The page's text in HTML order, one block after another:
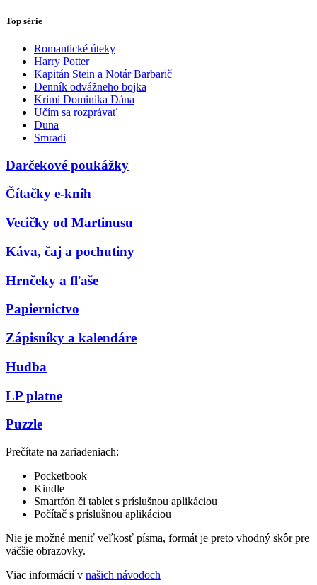
Top série
Romantické úteky
Harry Potter
Kapitán Stein a Notár Barbarič
Denník odvážneho bojka
Krimi Dominika Dána
Učím sa rozprávať
Duna
Smradi
Darčekové poukážky
Čítačky e-kníh
Vecičky od Martinusu
Káva, čaj a pochutiny
Hrnčeky a fľaše
Papiernictvo
Zápisníky a kalendáre
Hudba
LP platne
Puzzle
Prečítate na zariadeniach:
Pocketbook
Kindle
Smartfón či tablet s príslušnou aplikáciou
Počítač s príslušnou aplikáciou
Nie je možné meniť veľkosť písma, formát je preto vhodný skôr pre
väčšie obrazovky.
Viac informácií v našich návodoch